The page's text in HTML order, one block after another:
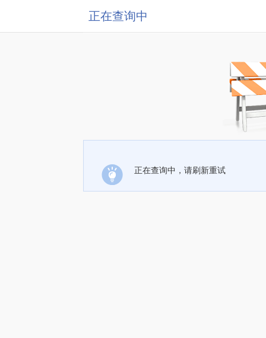
正在查询中
正在查询中，请刷新重试